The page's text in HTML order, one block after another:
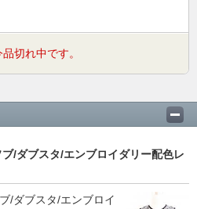
切れ中です。
/ダブスタ/エンブロイダリー配色レ
/ダブスタ/エンブロイ